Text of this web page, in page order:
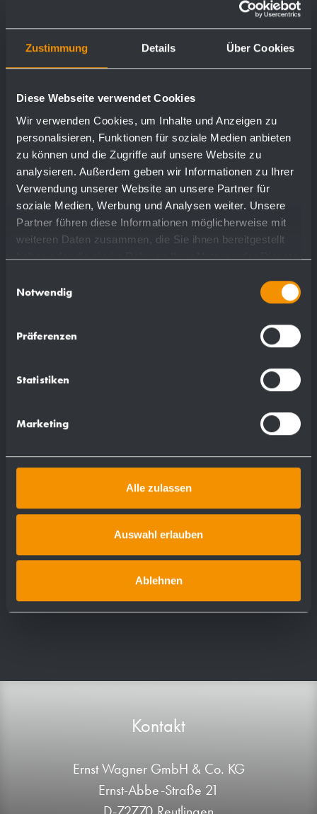
Zustimmung Details Über Cookies
Diese Webseite verwendet Cookies
Wir verwenden Cookies, um Inhalte und Anzeigen zu
personalisieren, Funktionen für soziale Medien anbieten
zu können und die Zugriffe auf unsere Website zu
analysieren. Außerdem geben wir Informationen zu Ihrer
Verwendung unserer Website an unsere Partner für
soziale Medien, Werbung und Analysen weiter. Unsere
Partner führen diese Informationen möglicherweise mit
weiteren Daten zusammen, die Sie ihnen bereitgestellt
haben oder die sie im Rahmen Ihrer Nutzung der Dienste
Notwendig
Präferenzen
Statistiken
Marketing
Alle zulassen
Auswahl erlauben
Ablehnen
0,175 kg
Passend für:
PP103
WP173-5
WP208-5
WP510-5
WP600-5
LN103
Kontakt
Ernst Wagner GmbH & Co. KG
Ernst-Abbe-Straße 21